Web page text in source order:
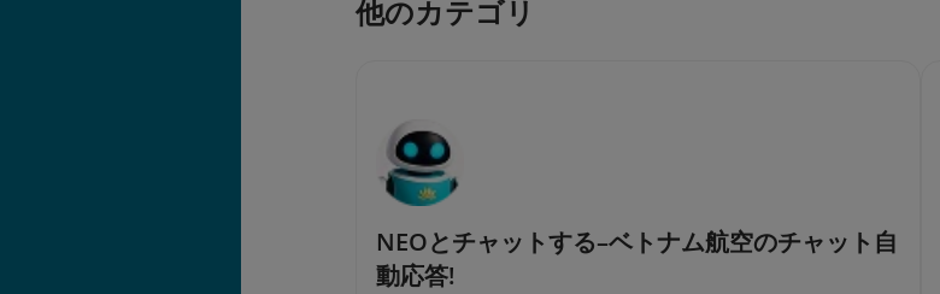
他のカテゴリ
NEOとチャットする–ベトナム航空のチャット自
動応答!